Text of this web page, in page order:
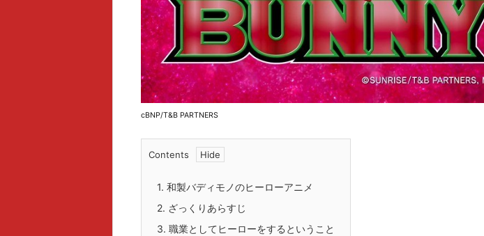
cBNP/T&B PARTNERS
Contents
1. 和製バディモノのヒーローアニメ
2. ざっくりあらすじ
3. 職業としてヒーローをするということ